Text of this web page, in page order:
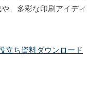
、多彩な印刷アイディ
立ち資料ダウンロード